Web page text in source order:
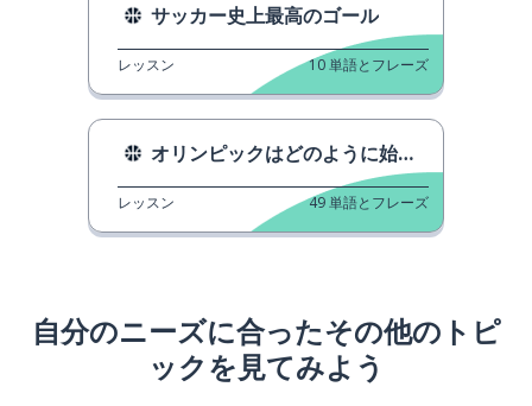
サッカー史上最高のゴール
レッスン 10単語とフレーズ
オリンピックはどのように始まりましたか。
レッスン 49単語とフレーズ
自分のニーズに合ったその他のトピ
ックを見てみよう